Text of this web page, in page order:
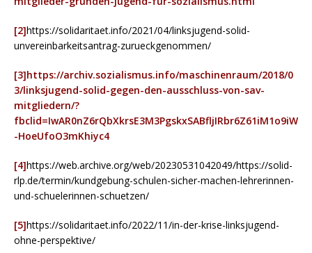
[2]https://solidaritaet.info/2021/04/linksjugend-solid-
unvereinbarkeitsantrag-zurueckgenommen/
[3]https://archiv.sozialismus.info/maschinenraum/2018/0
3/linksjugend-solid-gegen-den-ausschluss-von-sav-
mitgliedern/?
fbclid=IwAR0nZ6rQbXkrsE3M3PgskxSABfljIRbr6Z61iM1o9iW
-HoeUfoO3mKhiyc4
[4]https://web.archive.org/web/20230531042049/https://solid-
rlp.de/termin/kundgebung-schulen-sicher-machen-lehrerinnen-
und-schuelerinnen-schuetzen/
[5]https://solidaritaet.info/2022/11/in-der-krise-linksjugend-
ohne-perspektive/